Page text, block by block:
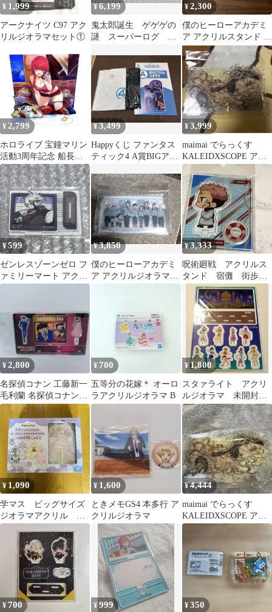
¥ 1,999
アークナイツ C97 アク
リルジオラマセット①
¥6,199
鬼太郎誕生 ゲゲゲの
謎 スーパーログ イ
マ 2点
¥2,300
僕のヒーローアカデミ
ア アクリルスタンド ジ
オラマセット（16ほ）
¥ 2,799
ホロライブ 宝鐘マリン
活動3周年記念 船長と
宅飲みアクリルジオラ
マスタンド
¥3,499
Happyくじ ファンタス
ティック4 A賞BIGアク
ャツ
¥3,999
maimai でらっくす
KALEIDXSCOPE アク
リルジオラマ
¥599
ゼンレスゾーンゼロ フ
ァミリーマート アクリ
ルスタンド ライカン
¥3,850
僕のヒーローアカデミ
ア アクリルジオラマ
¥3,333
呪術廻戦 アクリルス
タンド 宿儺 街歩き
マリンタワー Cafe
FanBase
¥2,800
名探偵コナン 工藤新一
毛利蘭 名探偵コナン展
アクリルジオラマセッ
ト B
¥ 700
五等分の花嫁＊ オーロ
ラアクリルジオラマ B
¥1,800
スタァライト アクリ
ルジオラマ 未開封
品 千夜一夜物語
¥ 1,090
学マス ビッグサイズ
ジオラマアクリル 姫
崎莉波
¥ 1,600
ときメモGS4 本多行 ア
クリルジオラマ
¥4,444
maimai でらっくす
KALEIDXSCOPE アク
リルジオラマ
¥700 ¥999 ¥350